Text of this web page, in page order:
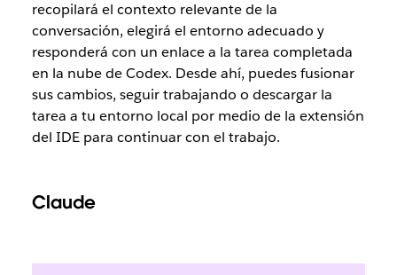
recopilará el contexto relevante de la
conversación, elegirá el entorno adecuado y
responderá con un enlace a la tarea completada
en la nube de Codex. Desde ahí, puedes fusionar
sus cambios, seguir trabajando o descargar la
tarea a tu entorno local por medio de la extensión
del IDE para continuar con el trabajo.
Claude